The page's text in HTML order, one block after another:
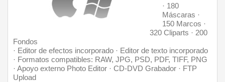
· 180
Máscaras ·
150 Marcos ·
320 Cliparts · 200
Fondos
· Editor de efectos incorporado · Editor de texto incorporado
· Formatos compatibles: RAW, JPG, PSD, PDF, TIFF, PNG
· Apoyo externo Photo Editor · CD-DVD Grabador · FTP
Upload